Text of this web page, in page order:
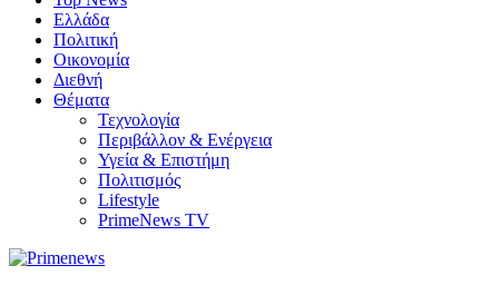
Ελλάδα
Πολιτική
Οικονομία
Διεθνή
Θέματα
Τεχνολογία
Περιβάλλον & Ενέργεια
Υγεία & Επιστήμη
Πολιτισμός
Lifestyle
PrimeNews TV